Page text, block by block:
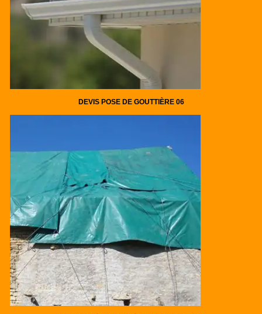
DEVIS POSE DE GOUTTIÈRE 06